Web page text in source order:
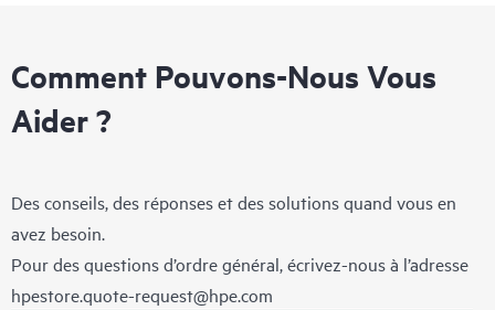
Comment Pouvons-Nous Vous
Aider ?
Des conseils, des réponses et des solutions quand vous en
avez besoin.
Pour des questions d’ordre général, écrivez-nous à l’adresse
hpestore.quote-request@hpe.com